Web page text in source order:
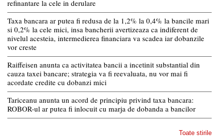
refinantare la cele in derulare
Taxa bancara ar putea fi redusa de la 1,2% la 0,4% la bancile mari
si 0,2% la cele mici, insa bancherii avertizeaza ca indiferent de
nivelul acesteia, intermedierea financiara va scadea iar dobanzile
vor creste
Raiffeisen anunta ca activitatea bancii a incetinit substantial din
cauza taxei bancare; strategia va fi reevaluata, nu vor mai fi
acordate credite cu dobanzi mici
Tariceanu anunta un acord de principiu privind taxa bancara:
ROBOR-ul ar putea fi inlocuit cu marja de dobanda a bancilor
Toate stirile